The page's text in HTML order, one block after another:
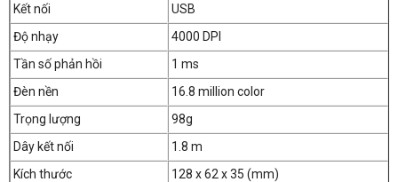
Kết nối
USB
Độ nhạy
4000 DPI
Tần số phản hồi
1 ms
Đèn nền
16.8 million color
Trọng lượng
98g
Dây kết nối
1.8 m
Kích thước
128 x 62 x 35 (mm)